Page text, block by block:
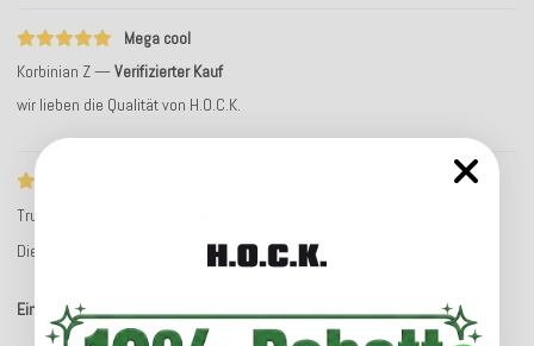
Mega cool
Korbinian Z
Verifizierter Kauf
wir lieben die Qualität von H.O.C.K.
Trusted Shops Bewertung
Diese Bewertung hat keinen Text
Einträge insgesamt: 5